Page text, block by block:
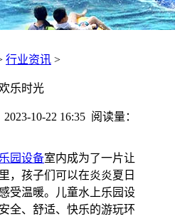
行业资讯 >
乐时光
10-22 16:35 阅读量：
园设备室内成为了一片让
，孩子们可以在炎炎夏日
受温暖。儿童水上乐园设
全、舒适、快乐的游玩环